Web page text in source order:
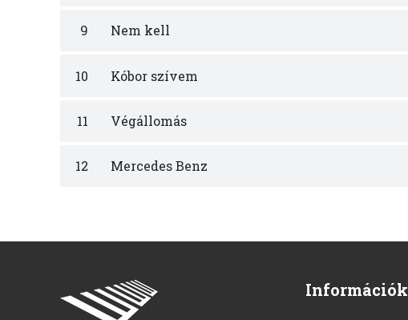
9 Nem kell
10 Kóbor szívem
11 Végállomás
12 Mercedes Benz
Információk